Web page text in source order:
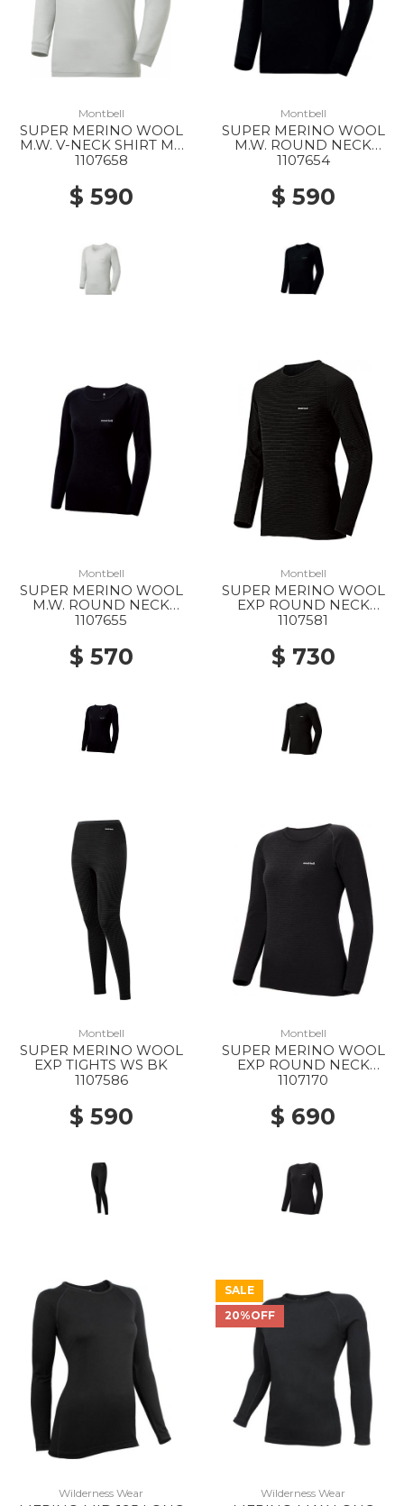
Montbell
SUPER MERINO WOOL
M.W. V-NECK SHIRT MS
LTSV
1107658
$ 590
Montbell
SUPER MERINO WOOL
M.W. ROUND NECK
SHIRT MS BK
1107654
$ 590
Montbell
SUPER MERINO WOOL
M.W. ROUND NECK
SHIRT WS BK
1107655
$ 570
Montbell
SUPER MERINO WOOL
EXP ROUND NECK
SHIRT MS BK
1107581
$ 730
Montbell
SUPER MERINO WOOL
EXP TIGHTS WS BK
1107586
$ 590
Montbell
SUPER MERINO WOOL
EXP ROUND NECK
SHIRT WS BK
1107170
$ 690
Wilderness Wear
SALE
20%OFF
Wilderness Wear